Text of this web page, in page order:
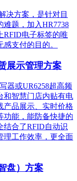
决方案，是针对目
题，加入HR7738
RFID电子标签的唯
支付的目的。
展示管理方案
器或UR6258超高频
和智慧门店内贴有电
产品展示、实时价格
功能，能防备快捷的
结合了RFID自动识
理工作效率，更全面
盘）方案